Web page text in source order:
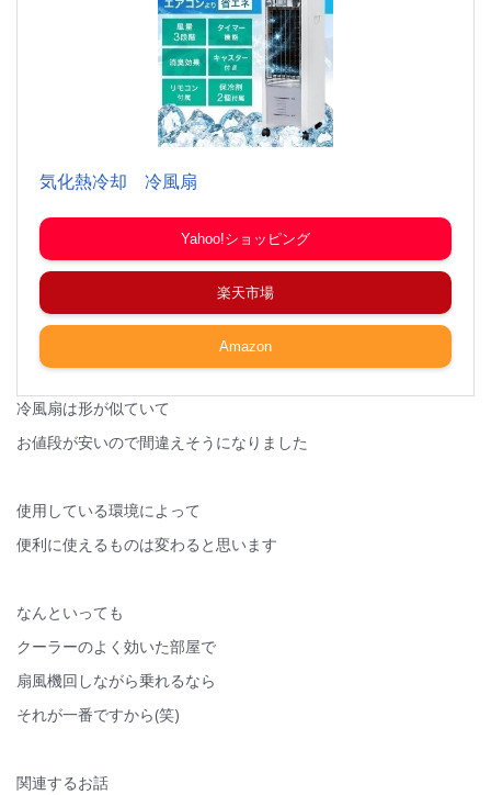
気化熱冷却 冷風扇
Yahoo!ショッピング
楽天市場
Amazon
冷風扇は形が似ていて
お値段が安いので間違えそうになりました
使用している環境によって
便利に使えるものは変わると思います
なんといっても
クーラーのよく効いた部屋で
扇風機回しながら乗れるなら
それが一番ですから(笑)
関連するお話